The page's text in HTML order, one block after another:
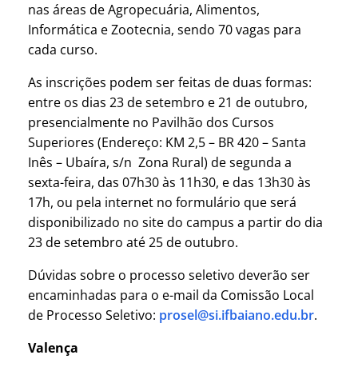
nas áreas de Agropecuária, Alimentos,
Informática e Zootecnia, sendo 70 vagas para
cada curso.
As inscrições podem ser feitas de duas formas:
entre os dias 23 de setembro e 21 de outubro,
presencialmente no Pavilhão dos Cursos
Superiores (Endereço: KM 2,5 – BR 420 – Santa
Inês – Ubaíra, s/n Zona Rural) de segunda a
sexta-feira, das 07h30 às 11h30, e das 13h30 às
17h, ou pela internet no formulário que será
disponibilizado no site do campus a partir do dia
23 de setembro até 25 de outubro.
Dúvidas sobre o processo seletivo deverão ser
encaminhadas para o e-mail da Comissão Local
de Processo Seletivo: prosel@si.ifbaiano.edu.br.
Valença